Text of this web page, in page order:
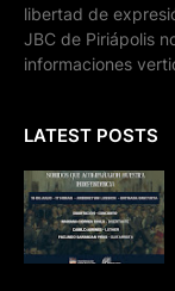
libertad de
JBC de Piriápolis
informaciones
LATEST POSTS